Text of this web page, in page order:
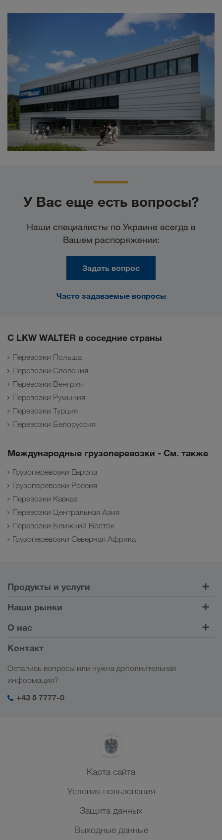
У Вас еще есть вопросы?
Наши специалисты по Украине всегда в
Вашем распоряжении:
Задать вопрос
Часто задаваемые вопросы
С LKW WALTER в соседние страны
Перевозки Польша
Перевозки Словения
Перевозки Венгрия
Перевозки Румыния
Перевозки Турция
Перевозки Белоруссия
Международные грузоперевозки - См. также
Грузоперевозки Европа
Грузоперевозки Россия
Перевозки Кавказ
Перевозки Центральная Азия
Перевозки Ближний Восток
Грузоперевозки Северная Африка
Продукты и услуги
Автомобильные перевозки
Клиентский портал CONNECT
Цифровые решения
Мой вход в систему LKW WALTER
Наши рынки
Европа
Кавказ
Центральная Азия
Ближний Восток
Северная Африка
О нас
Информация о компании
Социальная ответственность
Контакт
Остались вопросы или нужна дополнительная
информация?
+43 5 7777-0
Карта сайта
Условия пользования
Защита данных
Выходные данные